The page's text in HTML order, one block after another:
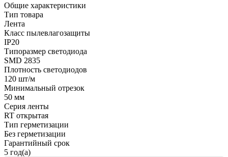
Общие характеристики
Тип товара
Лента
Класс пылевлагозащиты
IP20
Типоразмер светодиода
SMD 2835
Плотность светодиодов
120 шт/м
Минимальный отрезок
50 мм
Серия ленты
RT открытая
Тип герметизации
Без герметизации
Гарантийный срок
5 год(а)